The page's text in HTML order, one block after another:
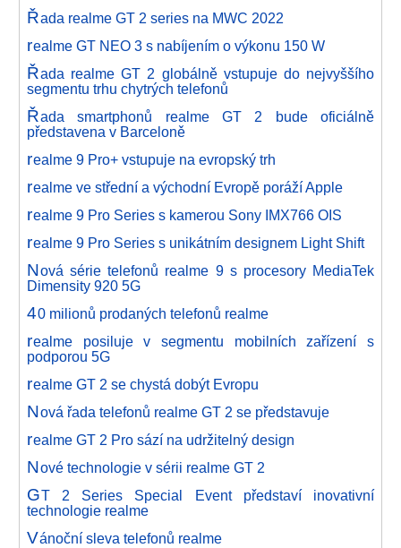
Řada realme GT 2 series na MWC 2022
realme GT NEO 3 s nabíjením o výkonu 150 W
Řada realme GT 2 globálně vstupuje do nejvyššího
segmentu trhu chytrých telefonů
Řada smartphonů realme GT 2 bude oficiálně
představena v Barceloně
realme 9 Pro+ vstupuje na evropský trh
realme ve střední a východní Evropě poráží Apple
realme 9 Pro Series s kamerou Sony IMX766 OIS
realme 9 Pro Series s unikátním designem Light Shift
Nová série telefonů realme 9 s procesory MediaTek
Dimensity 920 5G
40 milionů prodaných telefonů realme
realme posiluje v segmentu mobilních zařízení s
podporou 5G
realme GT 2 se chystá dobýt Evropu
Nová řada telefonů realme GT 2 se představuje
realme GT 2 Pro sází na udržitelný design
Nové technologie v sérii realme GT 2
GT 2 Series Special Event představí inovativní
technologie realme
Vánoční sleva telefonů realme